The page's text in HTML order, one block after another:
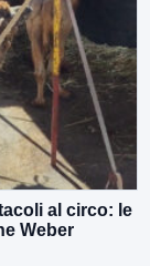
al circo: le
Weber